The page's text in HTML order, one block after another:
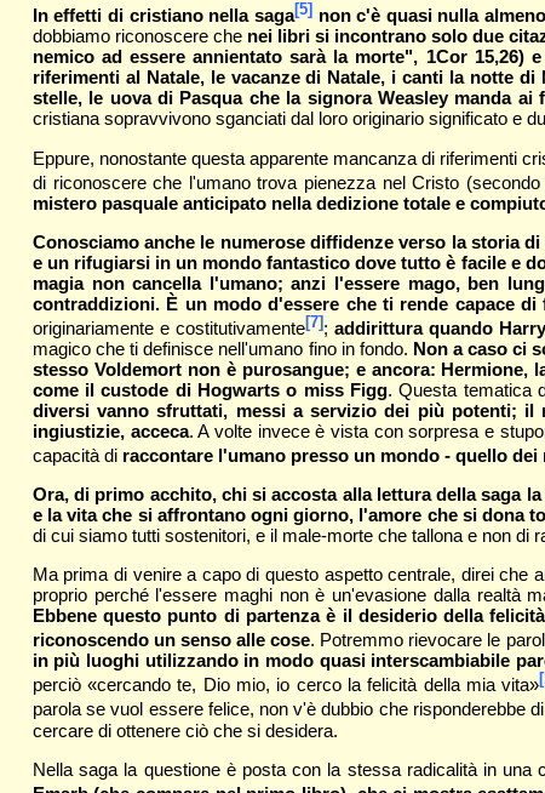
In effetti di cristiano nella saga[5] non c'è quasi nulla
dobbiamo riconoscere che nei libri si incontrano solo due
nemico ad essere annientato sarà la morte", 1Cor
riferimenti al Natale, le vacanze di Natale, i canti la notte
stelle, le uova di Pasqua che la signora Weasley manda
cristiana sopravvivono sganciati dal loro originario significato e
Eppure, nonostante questa apparente mancanza di riferimenti
di riconoscere che l'umano trova pienezza nel Cristo
mistero pasquale anticipato nella dedizione totale e
Conosciamo anche le numerose diffidenze verso la storia
e un rifugiarsi in un mondo fantastico dove tutto è facile e
magia non cancella l'umano; anzi l'essere mago, ben
contraddizioni. È un modo d'essere che ti rende capace
originariamente e costitutivamente[7]; addirittura quando
magico che ti definisce nell'umano fino in fondo. Non a caso ci
stesso Voldemort non è purosangue; e ancora:
come il custode di Hogwarts o miss Figg. Questa tematica
diversi vanno sfruttati, messi a servizio dei più potenti; il
ingiustizie, acceca. A volte invece è vista con sorpresa e
capacità di raccontare l'umano presso un mondo - quello
Ora, di primo acchito, chi si accosta alla lettura della saga
e la vita che si affrontano ogni giorno, l'amore che si dona
di cui siamo tutti sostenitori, e il male-morte che tallona e non di
Ma prima di venire a capo di questo aspetto centrale, direi che
proprio perché l'essere maghi non è un'evasione dalla realtà
Ebbene questo punto di partenza è il desiderio della
riconoscendo un senso alle cose. Potremmo rievocare le
in più luoghi utilizzando in modo quasi interscambiabile
perciò «cercando te, Dio mio, io cerco la felicità della mia vita»
parola se vuol essere felice, non v'è dubbio che risponderebbe
cercare di ottenere ciò che si desidera.
Nella saga la questione è posta con la stessa radicalità in